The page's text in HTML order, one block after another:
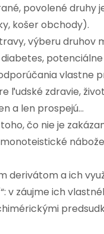
povolené
košer obchody).
výberu druhov
vlastne
zdravie,
a len prospejú…
čo nie je
derivátom a ich
záujme ich